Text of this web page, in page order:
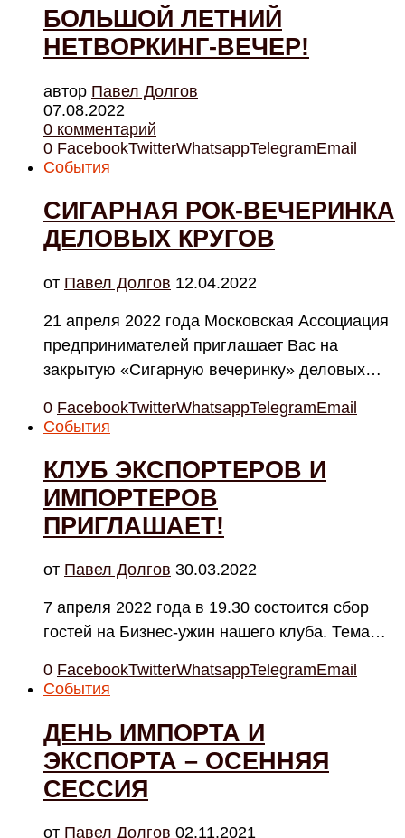
БОЛЬШОЙ ЛЕТНИЙ
НЕТВОРКИНГ-ВЕЧЕР!
автор Павел Долгов
07.08.2022
0 комментарий
0 FacebookTwitterWhatsappTelegramEmail
События
СИГАРНАЯ РОК-ВЕЧЕРИНКА
ДЕЛОВЫХ КРУГОВ
от Павел Долгов 12.04.2022
21 апреля 2022 года Московская Ассоциация
предпринимателей приглашает Вас на
закрытую «Сигарную вечеринку» деловых…
0 FacebookTwitterWhatsappTelegramEmail
События
КЛУБ ЭКСПОРТЕРОВ И
ИМПОРТЕРОВ
ПРИГЛАШАЕТ!
от Павел Долгов 30.03.2022
7 апреля 2022 года в 19.30 состоится сбор
гостей на Бизнес-ужин нашего клуба. Тема…
0 FacebookTwitterWhatsappTelegramEmail
События
ДЕНЬ ИМПОРТА И
ЭКСПОРТА – ОСЕННЯЯ
СЕССИЯ
от Павел Долгов 02.11.2021